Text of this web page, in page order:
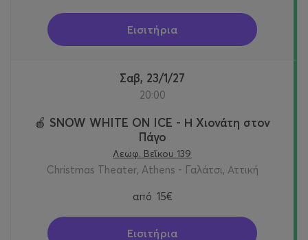
Εισιτήρια
Σαβ, 23/1/27
20:00
🍎 SNOW WHITE ON ICE - Η Χιονάτη στον
Πάγο
Λεωφ. Βεΐκου 139
Christmas Theater, Athens - Γαλάτσι, Αττική
από 15€
Εισιτήρια